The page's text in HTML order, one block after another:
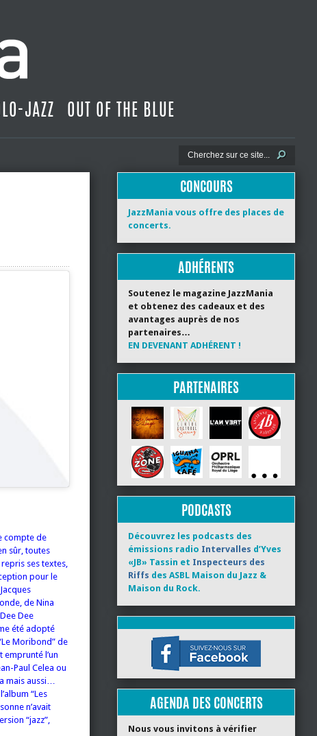
JAZZ OUT OF THE BLUE
compte de
sûr, toutes
ses textes,
pour le
de Nina
Dee
été adopté
Moribond” de
l’un
Paul Celea ou
mais aussi…
“Les
n’avait
“jazz”,
CONCOURS
JazzMania vous offre des places de
concerts.
ADHÉRENTS
Soutenez le magazine JazzMania
et obtenez des cadeaux et des
avantages auprès de nos
partenaires…
EN DEVENANT ADHÉRENT !
PARTENAIRES
PODCASTS
Découvrez les podcasts des
émissions radio Intervalles d’Yves
«JB» Tassin et Inspecteurs des
Riffs des ASBL Maison du Jazz &
Maison du Rock.
AGENDA DES CONCERTS
Nous vous invitons à vérifier